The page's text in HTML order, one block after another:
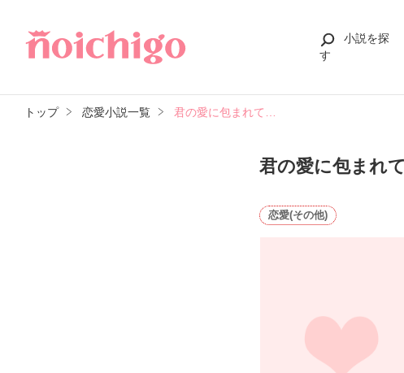
小説を探
す
トップ 恋愛小説一覧 君の愛に包まれて…
君の愛に包まれ
恋愛(その他)